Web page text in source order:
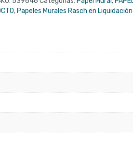
, Papeles Murales Rasch en